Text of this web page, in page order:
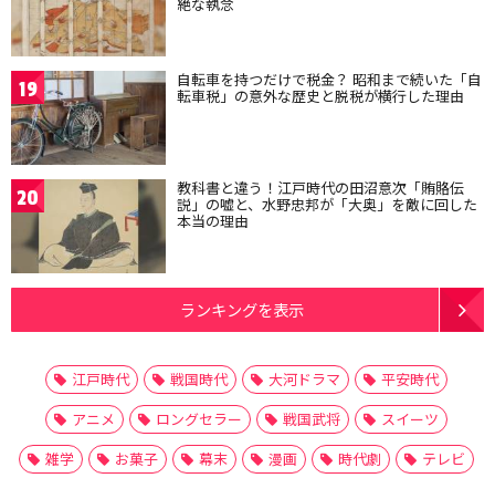
絶な執念
19 自転車を持つだけで税金？ 昭和まで続いた「自
転車税」の意外な歴史と脱税が横行した理由
20 教科書と違う！江戸時代の田沼意次「賄賂伝
説」の嘘と、水野忠邦が「大奥」を敵に回した
本当の理由
ランキングを表示
江戸時代 戦国時代 大河ドラマ
平安時代
アニメ
ロングセラー 戦国武将
スイーツ
雑学
お菓子 幕末 漫画 時代劇
テレビ